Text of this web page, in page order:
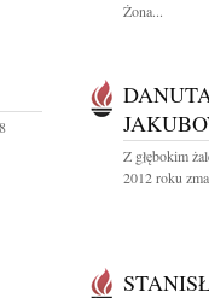
Żona...
Z głębokim
2012 roku